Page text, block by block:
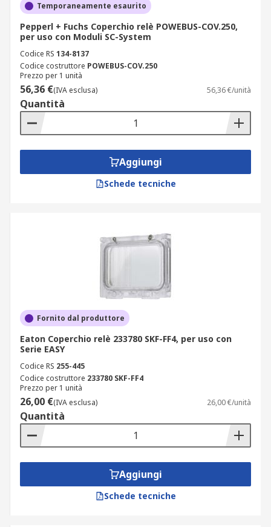
Temporaneamente esaurito
Pepperl + Fuchs Coperchio relè POWEBUS-COV.250,
per uso con Moduli SC-System
Codice RS 134-8137
Codice costruttore POWEBUS-COV.250
Prezzo per 1 unità
56,36 €(IVA esclusa) 56,36 €/unità
Quantità
Aggiungi
Schede tecniche
Fornito dal produttore
Eaton Coperchio relè 233780 SKF-FF4, per uso con
Serie EASY
Codice RS 255-445
Codice costruttore 233780 SKF-FF4
Prezzo per 1 unità
26,00 €(IVA esclusa) 26,00 €/unità
Quantità
Aggiungi
Schede tecniche